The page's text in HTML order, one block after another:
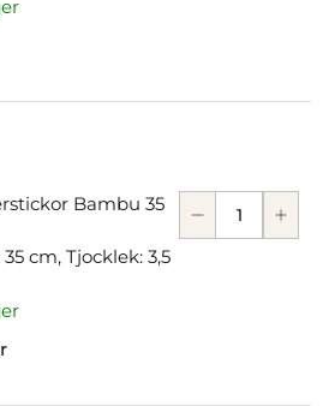
Bambu 35
cm, Tjocklek: 3,5